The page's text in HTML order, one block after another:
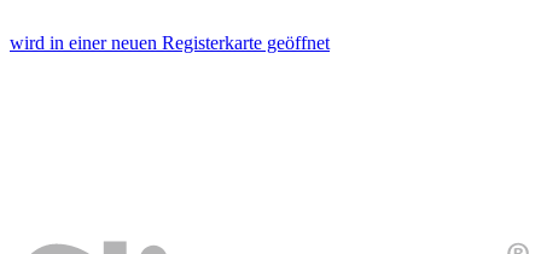
wird in einer neuen Registerkarte geöffnet